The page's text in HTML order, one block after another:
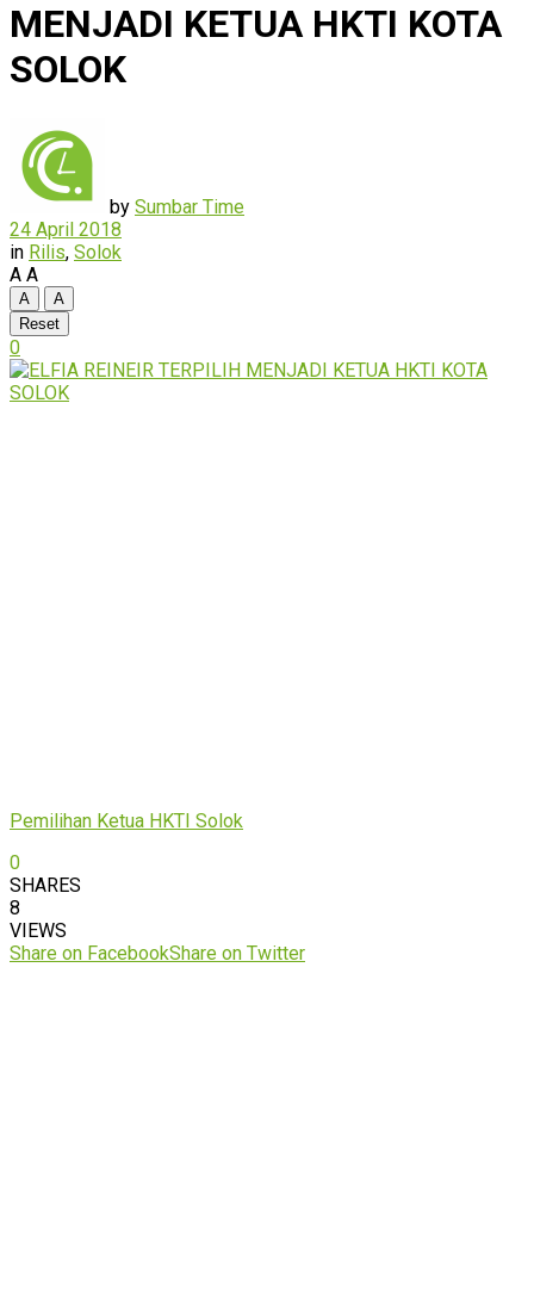
MENJADI KETUA HKTI KOTA
SOLOK
by Sumbar Time
24 April 2018
in Rilis, Solok
A A
A
A
Reset
0
Pemilihan Ketua HKTI Solok
0
SHARES
8
VIEWS
Share on FacebookShare on Twitter